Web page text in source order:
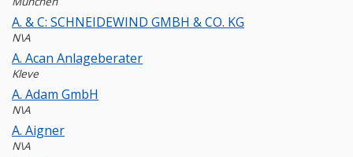
A. & C: SCHNEIDEWIND GMBH & CO. KG
N\A
A. Acan Anlageberater
Kleve
A. Adam GmbH
N\A
A. Aigner
N\A